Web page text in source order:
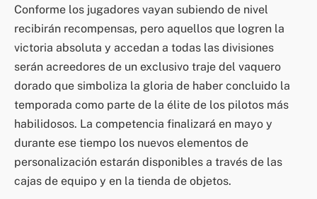
Conforme los jugadores vayan subiendo de nivel
recibirán recompensas, pero aquellos que logren la
victoria absoluta y accedan a todas las divisiones
serán acreedores de un exclusivo traje del vaquero
dorado que simboliza la gloria de haber concluido la
temporada como parte de la élite de los pilotos más
habilidosos. La competencia finalizará en mayo y
durante ese tiempo los nuevos elementos de
personalización estarán disponibles a través de las
cajas de equipo y en la tienda de objetos.